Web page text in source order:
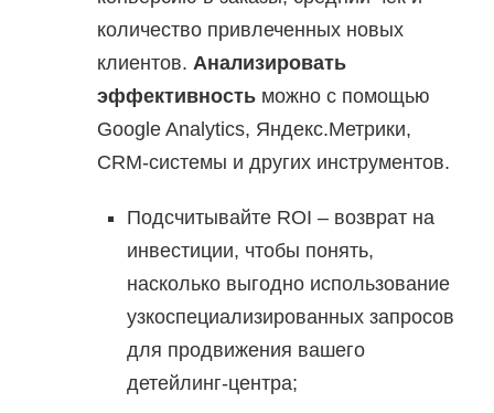
количество привлеченных новых
клиентов. Анализировать
эффективностьможно с помощью
Google Analytics, Яндекс.Метрики,
CRM-системы и других инструментов.
Подсчитывайте ROI – возврат на
инвестиции, чтобы понять,
насколько выгодно использование
узкоспециализированных запросов
для продвижения вашего
детейлинг-центра;